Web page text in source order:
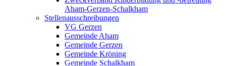
Aham-Gerzen-Schalkham
Stellenausschreibungen
VG Gerzen
Gemeinde Aham
Gemeinde Gerzen
Gemeinde Kröning
Gemeinde Schalkham